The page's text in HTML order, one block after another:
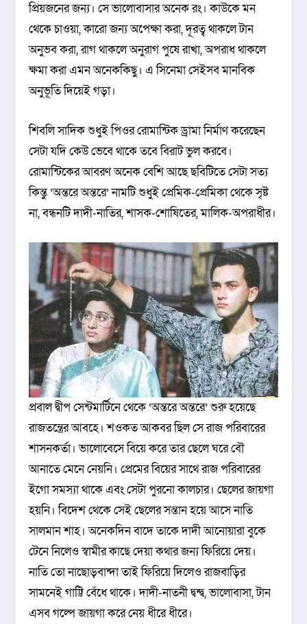
প্রিয়জনের জন্য। সে ভালোবাসার অনেক রং। কাউকে মন
থেকে চাওয়া, কারো জন্য অপেক্ষা করা, দূরত্ব থাকলে টান
অনুভব করা, রাগ থাকলে অনুরাগ পুষে রাখা, অপরাধ থাকলে
ক্ষমা করা এমন অনেককিছু। এ সিনেমা সেইসব মানবিক
অনুভূতি দিয়েই গড়া।
শিবলি সাদিক শুধুই পিওর রোমান্টিক ড্রামা নির্মাণ করেছেন
সেটা যদি কেউ ভেবে থাকে তবে বিরাট ভুল করবে।
রোমান্টিকের অাবরণ অনেক বেশি আছে ছবিটিতে সেটা সত্য
কিন্তু ‘অন্তরে অন্তরে’ নামটি শুধুই প্রেমিক-প্রেমিকা থেকে সৃষ্ট
না, বন্ধনটি দাদী-নাতির, শাসক-শোষিতের, মালিক-অপরাধীর।
প্রবাল দ্বীপ সেন্টমার্টিনে থেকে ‘অন্তরে অন্তরে’ শুরু হয়েছে
রাজতন্ত্রের আবহে। শওকত আকবর ছিল সে রাজ পরিবারের
শাসনকর্তা। ভালোবেসে বিয়ে করে তার ছেলে ঘরে বৌ
আনাতে মেনে নেয়নি। প্রেমের বিয়ের সাথে রাজ পরিবারের
ইগো সমস্যা থাকে এবং সেটা পুরনো কালচার। ছেলের জায়গা
হয়নি। বিদেশ থেকে সেই ছেলের সন্তান হয়ে আসে নাতি
সালমান শাহ। অনেকদিন বাদে তাকে দাদী আনোয়ারা বুকে
টেনে নিলেও স্বামীর কাছে দেয়া কথার জন্য ফিরিয়ে দেয়।
নাতি তো নাছোড়বান্দা তাই ফিরিয়ে দিলেও রাজবাড়ির
সামনেই গাট্টি বেঁধে থাকে। দাদী-নাতনী দ্বন্দ্ব, ভালোবাসা, টান
এসব গল্পে জায়গা করে নেয় ধীরে ধীরে।